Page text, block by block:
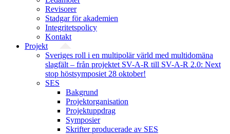
Revisorer
Stadgar för akademien
Integritetspolicy
Kontakt
Projekt
Sveriges roll i en multipolär värld med multidomäna
slagfält – från projektet SV-A-R till SV-A-R 2.0: Next
stop höstsymposiet 28 oktober!
SES
Bakgrund
Projekt­organisation
Projektuppdrag
Symposier
Skrifter producerade av SES